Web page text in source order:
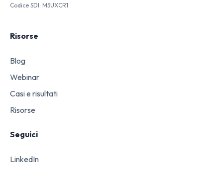
Codice SDI: M5UXCR1
Risorse
Blog
Webinar
Casi e risultati
Risorse
Seguici
LinkedIn